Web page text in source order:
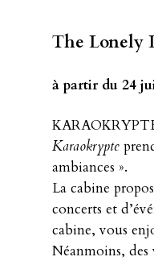
The Lonely
à partir du 24
Karaokrypte
ambiances ».
La cabine
concerts et
cabine, vous
Néanmoins,